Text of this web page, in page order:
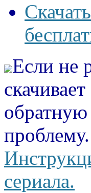
Если не
проблему.
сериала.